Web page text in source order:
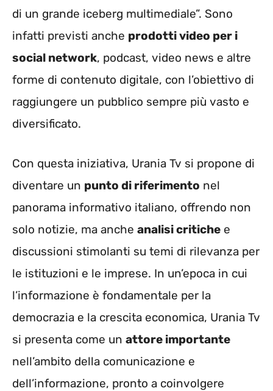
di un grande iceberg multimediale”. Sono
infatti previsti anche prodotti video per i
social network, podcast, video news e altre
forme di contenuto digitale, con l’obiettivo di
raggiungere un pubblico sempre più vasto e
diversificato.
Con questa iniziativa, Urania Tv si propone di
diventare un punto di riferimento nel
panorama informativo italiano, offrendo non
solo notizie, ma anche analisi critiche e
discussioni stimolanti su temi di rilevanza per
le istituzioni e le imprese. In un’epoca in cui
l’informazione è fondamentale per la
democrazia e la crescita economica, Urania Tv
si presenta come un attore importante
nell’ambito della comunicazione e
dell’informazione, pronto a coinvolgere